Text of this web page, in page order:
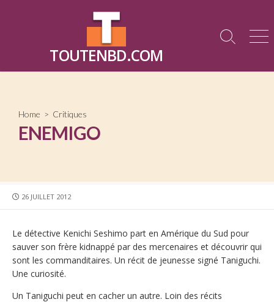
TOUTENBD.COM
Search
Home > Critiques
ENEMIGO
PUBLISHED
26 JUILLET 2012
Le détective Kenichi Seshimo part en Amérique du Sud pour
sauver son frère kidnappé par des mercenaires et découvrir qui
sont les commanditaires. Un récit de jeunesse signé Taniguchi.
Une curiosité.
Un Taniguchi peut en cacher un autre. Loin des récits